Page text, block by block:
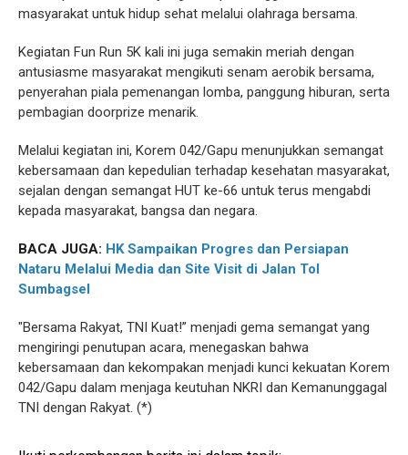
masyarakat untuk hidup sehat melalui olahraga bersama.
Kegiatan Fun Run 5K kali ini juga semakin meriah dengan
antusiasme masyarakat mengikuti senam aerobik bersama,
penyerahan piala pemenangan lomba, panggung hiburan, serta
pembagian doorprize menarik.
Melalui kegiatan ini, Korem 042/Gapu menunjukkan semangat
kebersamaan dan kepedulian terhadap kesehatan masyarakat,
sejalan dengan semangat HUT ke-66 untuk terus mengabdi
kepada masyarakat, bangsa dan negara.
BACA JUGA: HK Sampaikan Progres dan Persiapan
Nataru Melalui Media dan Site Visit di Jalan Tol
Sumbagsel
"Bersama Rakyat, TNI Kuat!” menjadi gema semangat yang
mengiringi penutupan acara, menegaskan bahwa
kebersamaan dan kekompakan menjadi kunci kekuatan Korem
042/Gapu dalam menjaga keutuhan NKRI dan Kemanunggagal
TNI dengan Rakyat. (*)